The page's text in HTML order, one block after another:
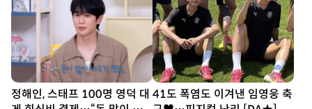
정해인, 스태프 100명 영덕 대 41도 폭염도 이겨낸 임영웅 축